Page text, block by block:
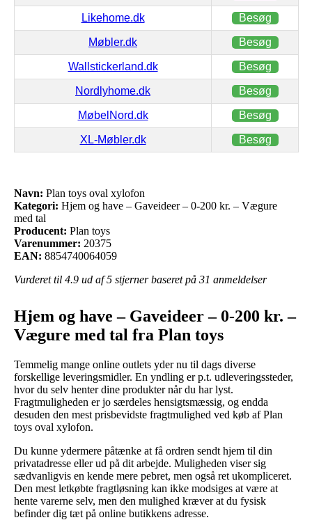
Likehome.dk Besøg
Møbler.dk Besøg
Wallstickerland.dk Besøg
Nordlyhome.dk Besøg
MøbelNord.dk Besøg
XL-Møbler.dk Besøg
Navn: Plan toys oval xylofon
Kategori: Hjem og have – Gaveideer – 0-200 kr. – Vægure
med tal
Producent: Plan toys
Varenummer: 20375
EAN: 8854740064059
Vurderet til 4.9 ud af 5 stjerner baseret på 31 anmeldelser
Hjem og have – Gaveideer – 0-200 kr. –
Vægure med tal fra Plan toys
Temmelig mange online outlets yder nu til dags diverse
forskellige leveringsmidler. En yndling er p.t. udleveringssteder,
hvor du selv henter dine produkter når du har lyst.
Fragtmuligheden er jo særdeles hensigtsmæssig, og endda
desuden den mest prisbevidste fragtmulighed ved køb af Plan
toys oval xylofon.
Du kunne ydermere påtænke at få ordren sendt hjem til din
privatadresse eller ud på dit arbejde. Muligheden viser sig
sædvanligvis en kende mere pebret, men også ret ukompliceret.
Den mest letkøbte fragtløsning kan ikke modsiges at være at
hente varerne selv, men den mulighed kræver at du fysisk
befinder dig tæt på online butikkens adresse.